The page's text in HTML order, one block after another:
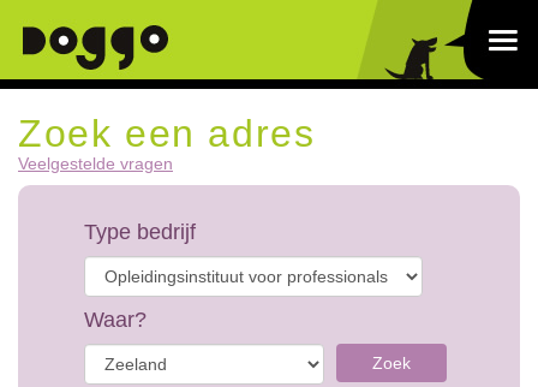
Zoek een adres
Veelgestelde vragen
Type bedrijf
Waar?
Zoek